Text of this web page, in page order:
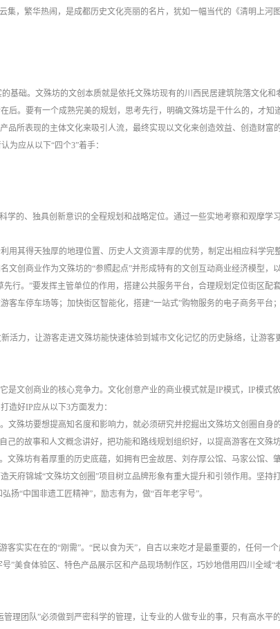
，繁华热闹，是成都历史文化亮丽的名片，犹如一幅当代的《清明上河图
基础。文殊坊的文创本质就是依托文殊坊现有的川西民居建筑院落文化
后。要有一个成熟完美的规划，思考先行，明确文殊坊是干什么的，才
所表现的主体文化来吸引人流，最终实现以文化来创造效益、创造财富
为应从以下“四个3”着手：
学的、独具创新意识的全程规划和战略定位。通过一些实地考察和观摩
其得天独厚的地理位置、历史人文资源丰厚的优势，制定出相应科学
文创商业作为文殊坊的“参照起点”并形成特有的文创互动商业经济模型，
先行。”要发挥主管单位的作用，搭建公共服务平台，合理规划定位街区
车停车场等；加快街区智能化，搭建“一站式”购物服务的电子商务平
活力，让游客走进文殊坊能快速体验到城市文化记忆的历史脉络，让游
是文创商业的核心竞争力。文化创意产业的商业模式就是IP模式，IP模式
造好IP应从以下3方面发力：
文殊坊要想提高知名度和影响力，就必须研究并挖掘出文殊坊文创圈自
的故事和人文概念讲好，把功能和路线规划组织好，以提高游客在文殊
文殊坊有着厚重的历史底蕴，如拥有巴金故居、刘存厚公馆、马家公馆
府锦城“文殊坊文创圈”项目树立品牌形象有重大提升和引领作用。坚
扬“中国非遗工匠精神”，励志有为，做“百年老字号”。
客实实在在的“刚需”。“民以食为天”，自古以来吃才是最重要的，任何一
”美食体验区、特色产品展示区和产品现场制作区，巧妙地借用四川全域
管理团队”必须做到严密科学的管理，让专业的人做专业的事，只有高水